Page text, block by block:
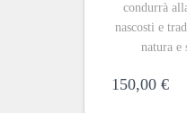
condurrà
nascosti e
natura e
150,00 €